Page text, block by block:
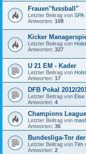
Frauen"fussball"
Letzter Beitrag von SPA
Antworten: 108
Kicker
Letzter Beitrag von
Antworten: 327
U 21 EM - Kader
Letzter Beitrag von
Antworten: 17
DFB Pokal 2012/
Letzter Beitrag von Eise
Antworten: 4
Champions
Letzter Beitrag von
Antworten: 36
Bundesliga-Tor
Letzter Beitrag von Tim
Antworten: 2